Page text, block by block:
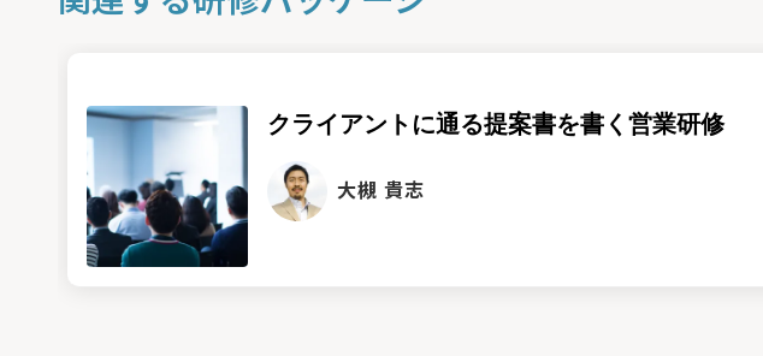
クライアントに通る提案書を書く営業研修
大槻 貴志